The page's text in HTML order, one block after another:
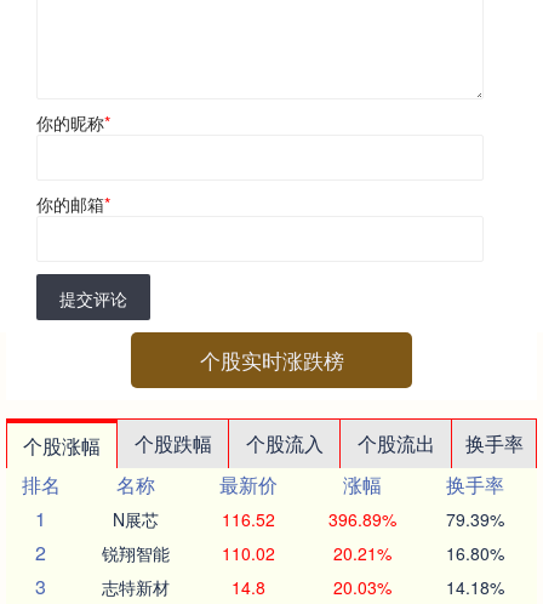
你的昵称*
你的邮箱*
提交评论
个股实时涨跌榜
个股涨幅 个股跌幅 个股流入 个股流出
换手率
排名
名称 最新价 涨幅
换手率
1
N展芯 116.52 396.89% 79.39%
2 锐翔智能 110.02 20.21% 16.80%
3 志特新材 14.8 20.03% 14.18%